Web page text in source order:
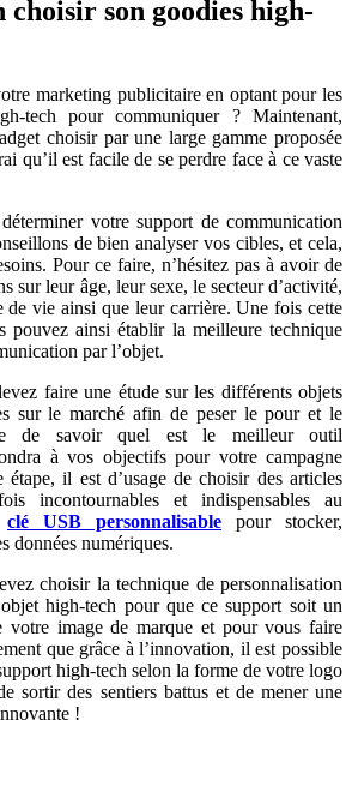
choisir son goodies high-
marketing publicitaire en optant pour les
tech pour communiquer ? Maintenant,
choisir par une large gamme proposée
qu’il est facile de se perdre face à ce vaste
votre support de communication
de bien analyser vos cibles, et cela,
Pour ce faire, n’hésitez pas à avoir de
sur leur âge, leur sexe, le secteur d’activité,
de vie ainsi que leur carrière. Une fois cette
pouvez ainsi établir la meilleure technique
par l’objet.
faire une étude sur les différents objets
sur le marché afin de peser le pour et le
de savoir quel est le meilleur outil
à vos objectifs pour votre campagne
il est d’usage de choisir des articles
incontournables et indispensables au
clé USB personnalisable pour stocker,
données numériques.
choisir la technique de personnalisation
high-tech pour que ce support soit un
votre image de marque et pour vous faire
que grâce à l’innovation, il est possible
high-tech selon la forme de votre logo
sortir des sentiers battus et de mener une
!